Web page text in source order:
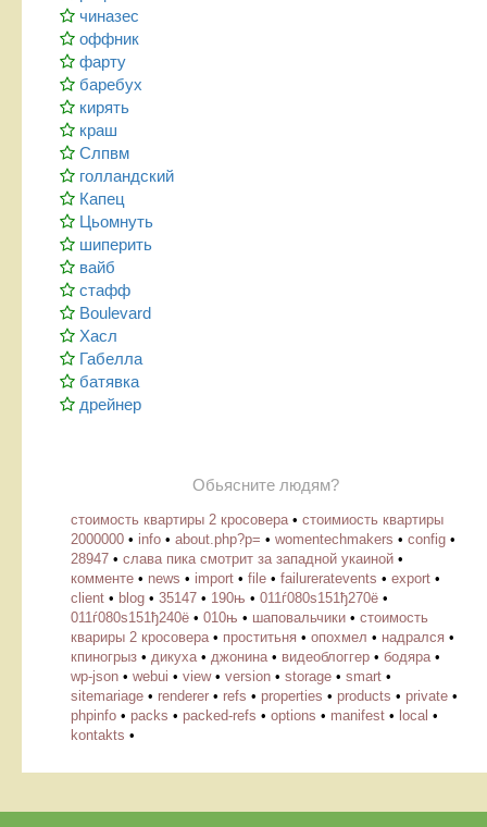
чиназес
оффник
фарту
баребух
кирять
краш
Слпвм
голландский
Капец
Цьомнуть
шиперить
вайб
стафф
Boulevard
Хасл
Габелла
батявка
дрейнер
Обьясните людям?
стоимость квартиры 2 кросовера • стоимиость квартиры
2000000 • info • about.php?p= • womentechmakers • config •
28947 • слава пика смотрит за западной укаиной •
комменте • news • import • file • failureratevents • export •
client • blog • 35147 • 190њ • 011ѓ080ѕ151ђ270ё •
011ѓ080ѕ151ђ240ё • 010њ • шаповальчики • стоимость
квариры 2 кросовера • проститьня • опохмел • надрался •
кпиногрыз • дикуха • джонина • видеоблоггер • бодяра •
wp-json • webui • view• version • storage • smart •
sitemariage • renderer • refs • properties • products • private •
phpinfo • packs • packed-refs • options • manifest • local •
kontakts •